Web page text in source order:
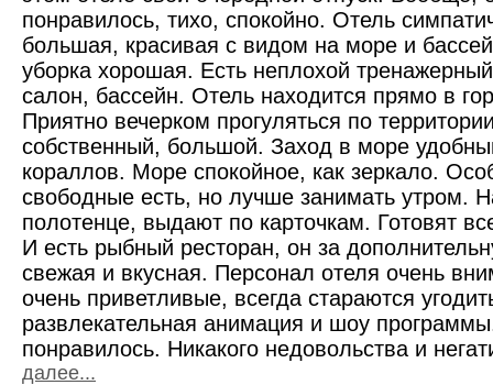
понравилось, тихо, спокойно. Отель
большая, красивая с видом на море и
уборка хорошая. Есть неплохой
салон, бассейн. Отель находится прямо в
Приятно вечерком прогуляться по
собственный, большой. Заход в море
кораллов. Море спокойное, как зеркало.
свободные есть, но лучше занимать утром.
полотенце, выдают по карточкам. Готовят
И есть рыбный ресторан, он за
свежая и вкусная. Персонал отеля очень
очень приветливые, всегда стараются
развлекательная анимация и шоу
понравилось. Никакого недовольства и
далее...